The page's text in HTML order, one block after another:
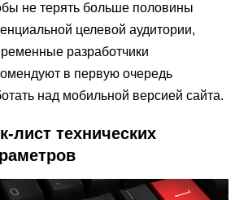
не терять больше половины
целевой аудитории,
разработчики
в первую очередь
над мобильной версией сайта.
лист технических